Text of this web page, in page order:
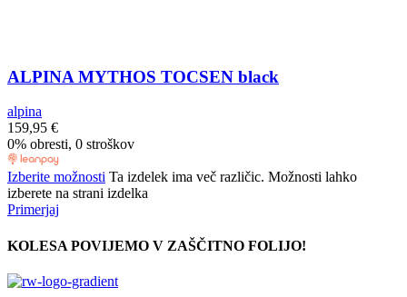
ALPINA MYTHOS TOCSEN black
alpina
159,95 €
0% obresti, 0 stroškov
Izberite možnosti Ta izdelek ima več različic. Možnosti lahko
izberete na strani izdelka
Primerjaj
KOLESA POVIJEMO V ZAŠČITNO FOLIJO!